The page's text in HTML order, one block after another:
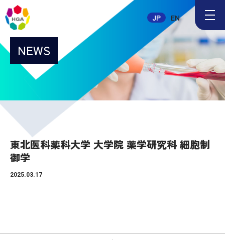
JP EN
メ
ュ
ー
タ
ン
NEWS
東北医科薬科大学 大学院 薬学研究科 細胞制
御学
2025.03.17